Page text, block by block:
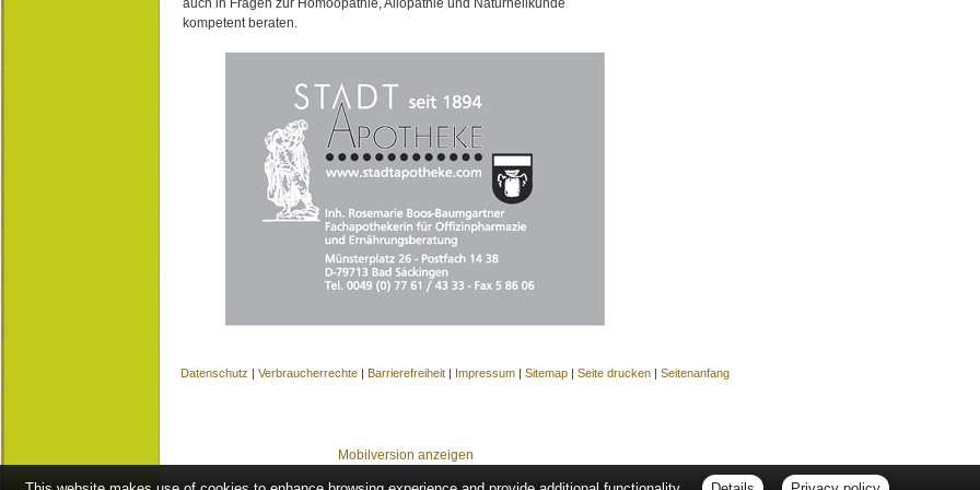
kompetent beraten.
Datenschutz | Verbraucherrechte | Barrierefreiheit | Impressum | Sitemap | Seite drucken | Seitenanfang
Mobilversion anzeigen